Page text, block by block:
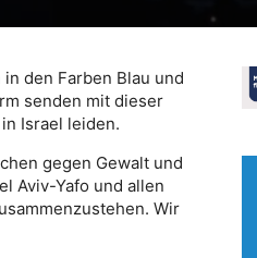
den Farben Blau und
senden mit dieser
Israel leiden.
gegen Gewalt und
Aviv-Yafo und allen
Wir